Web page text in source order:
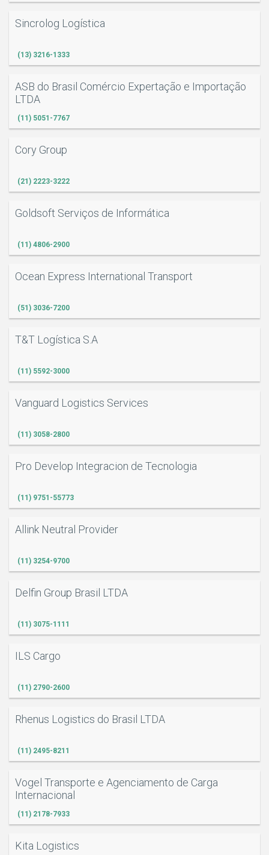
Sincrolog Logística
(13) 3216-1333
ASB do Brasil Comércio Expertação e Importação
LTDA
(11) 5051-7767
Cory Group
(21) 2223-3222
Goldsoft Serviços de Informática
(11) 4806-2900
Ocean Express International Transport
(51) 3036-7200
T&T Logística S.A
(11) 5592-3000
Vanguard Logistics Services
(11) 3058-2800
Pro Develop Integracion de Tecnologia
(11) 9751-55773
Allink Neutral Provider
(11) 3254-9700
Delfin Group Brasil LTDA
(11) 3075-1111
ILS Cargo
(11) 2790-2600
Rhenus Logistics do Brasil LTDA
(11) 2495-8211
Vogel Transporte e Agenciamento de Carga
Internacional
(11) 2178-7933
Kita Logistics